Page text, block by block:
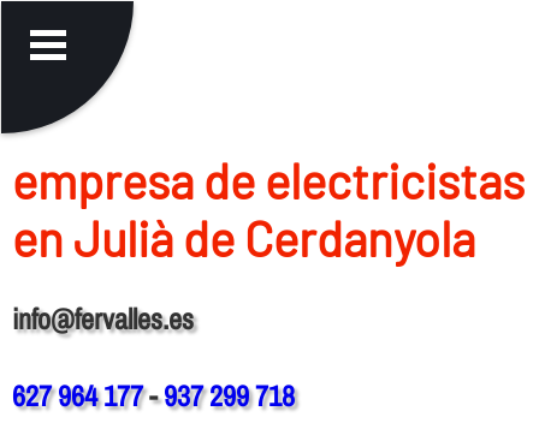
empresa de electricistas
en Julià de Cerdanyola
info@fervalles.es
627 964 177-937 299 718